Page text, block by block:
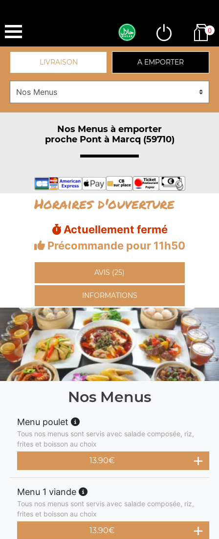
0
LIVRAISON A EMPORTER
Nos Menus à emporter
proche Pont à Marcq (59710)
Horaires d'ouverture
Actuellement fermé
Précommande pour 11h50
AVIS (25)
INFORMATIONS
Nos Menus
Menu poulet
Tous nos menus sont servis avec salade composée, riz,
frites et boisson au choix
13.90€
Menu 1 viande
Tous nos menus sont servis avec salade composée, riz,
frites et boisson au choix
13.90€